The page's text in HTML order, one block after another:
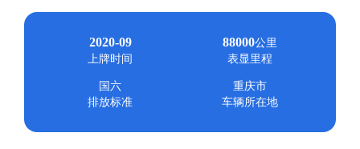
2020-09
上牌时间
88000公里
表显里程
国六
排放标准
重庆市
车辆所在地